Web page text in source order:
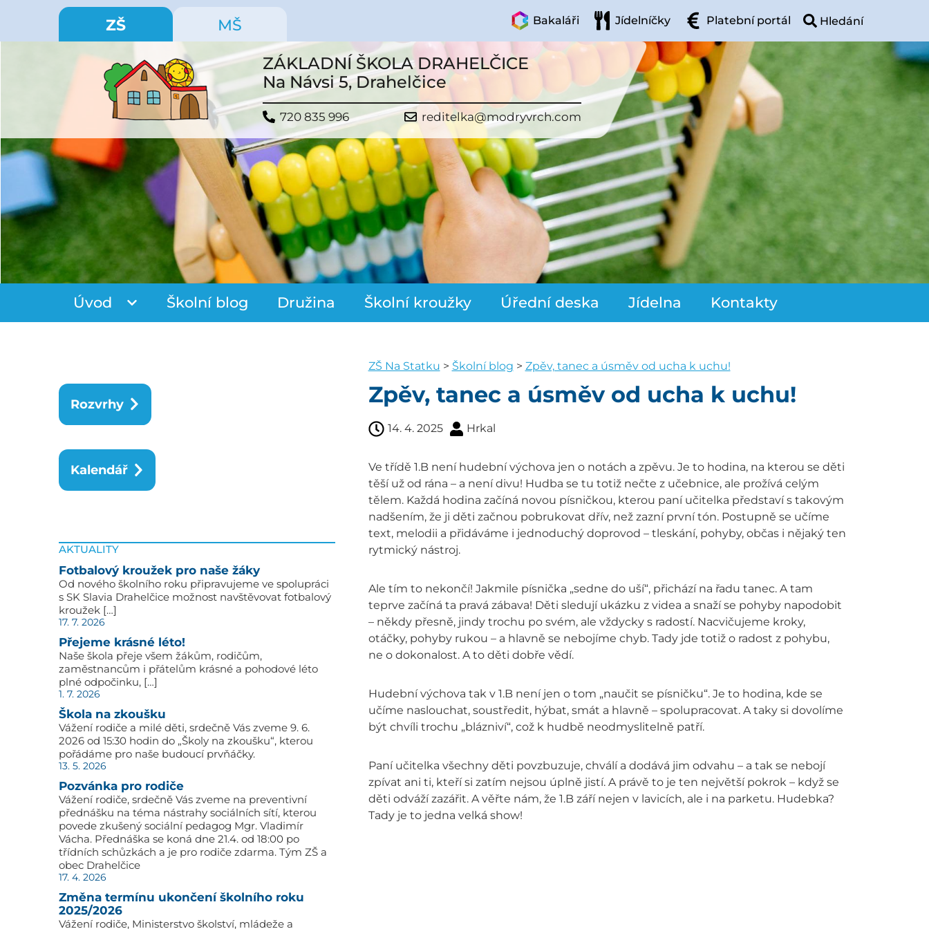
ZŠ MŠ Bakaláři Jídelníčky Platební portál
ZÁKLADNÍ ŠKOLA DRAHELČICE
Na Návsi 5, Drahelčice
720 835 996 reditelka@modryvrch.com
Úvod Školní blog Družina Školní kroužky Úřední deska Jídelna Kontakty
Rozvrhy
Kalendář
AKTUALITY
Fotbalový kroužek pro naše žáky
Od nového školního roku připravujeme ve spolupráci
s SK Slavia Drahelčice možnost navštěvovat fotbalový
kroužek […]
17. 7. 2026
Přejeme krásné léto!
Naše škola přeje všem žákům, rodičům,
zaměstnancům i přátelům krásné a pohodové léto
plné odpočinku, […]
1. 7. 2026
Škola na zkoušku
Vážení rodiče a milé děti, srdečně Vás zveme 9. 6.
2026 od 15:30 hodin do „Školy na zkoušku“, kterou
pořádáme pro naše budoucí prvňáčky.
13. 5. 2026
Pozvánka pro rodiče
Vážení rodiče, srdečně Vás zveme na preventivní
přednášku na téma nástrahy sociálních sítí, kterou
povede zkušený sociální pedagog Mgr. Vladimír
Vácha. Přednáška se koná dne 21.4. od 18:00 po
třídních schůzkách a je pro rodiče zdarma. Tým ZŠ a
obec Drahelčice
17. 4. 2026
Změna termínu ukončení školního roku
2025/2026
Vážení rodiče, Ministerstvo školství, mládeže a
ZŠ Na Statku > Školní blog > Zpěv, tanec a úsměv od ucha k uchu!
Zpěv, tanec a úsměv od ucha k uchu!
14. 4. 2025 Hrkal
Ve třídě 1.B není hudební výchova jen o notách a zpěvu. Je to hodina, na kterou se děti
těší už od rána – a není divu! Hudba se tu totiž nečte z učebnice, ale prožívá celým
tělem. Každá hodina začíná novou písničkou, kterou paní učitelka představí s takovým
nadšením, že ji děti začnou pobrukovat dřív, než zazní první tón. Postupně se učíme
text, melodii a přidáváme i jednoduchý doprovod – tleskání, pohyby, občas i nějaký ten
rytmický nástroj.
Ale tím to nekončí! Jakmile písnička „sedne do uší“, přichází na řadu tanec. A tam
teprve začíná ta pravá zábava! Děti sledují ukázku z videa a snaží se pohyby napodobit
– někdy přesně, jindy trochu po svém, ale vždycky s radostí. Nacvičujeme kroky,
otáčky, pohyby rukou – a hlavně se nebojíme chyb. Tady jde totiž o radost z pohybu,
ne o dokonalost. A to děti dobře vědí.
Hudební výchova tak v 1.B není jen o tom „naučit se písničku“. Je to hodina, kde se
učíme naslouchat, soustředit, hýbat, smát a hlavně – spolupracovat. A taky si dovolíme
být chvíli trochu „blázniví“, což k hudbě neodmyslitelně patří.
Paní učitelka všechny děti povzbuzuje, chválí a dodává jim odvahu – a tak se nebojí
zpívat ani ti, kteří si zatím nejsou úplně jistí. A právě to je ten největší pokrok – když se
děti odváží zazářit. A věřte nám, že 1.B září nejen v lavicích, ale i na parketu. Hudebka?
Tady je to jedna velká show!